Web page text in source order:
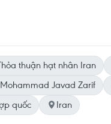
thuận hạt nhân Iran
Javad Zarif
quốc
Iran